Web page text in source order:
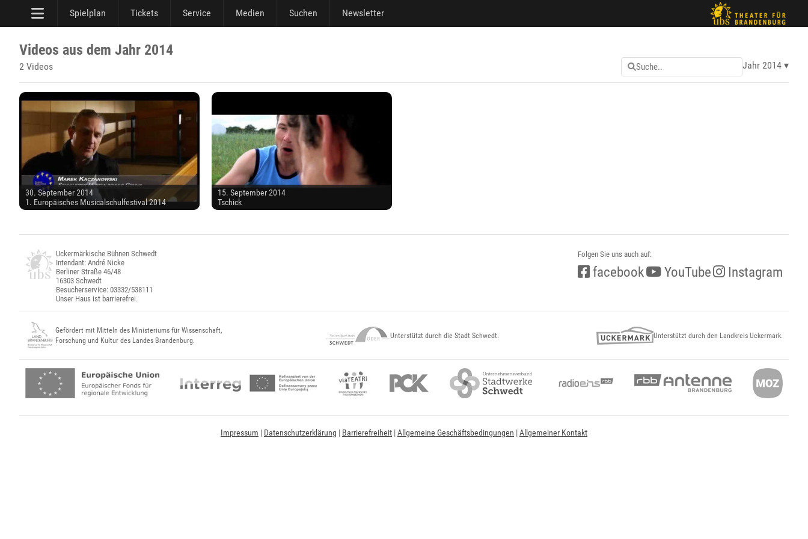
Spielplan Tickets Service Medien Suchen Newsletter
Videos aus dem Jahr 2014
2 Videos Jahr 2014
30. September 2014
1. Europäisches Musicalschulfestival 2014
15. September 2014
Tschick
Uckermärkische Bühnen Schwedt
Intendant: André Nicke
Berliner Straße 46/48
16303 Schwedt
Besucherservice: 03332/538111
Unser Haus ist barrierefrei.
Folgen Sie uns auch auf:
facebook YouTube Instagram
Gefördert mit Mitteln des Ministeriums für Wissenschaft,
Forschung und Kultur des Landes Brandenburg.
Unterstützt durch die Stadt Schwedt. Unterstützt durch den Landkreis Uckermark.
Impressum | Datenschutzerklärung | Barrierefreiheit |Allgemeine Geschäftsbedingungen |Allgemeiner Kontakt